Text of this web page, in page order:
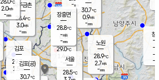
-mm
파주금촌
28.4℃
3.0m/s
-mm
창
-
-m/
-
28.0℃
2.0m/s
-mm
김포
29.7℃
1.5 m/s
mm
은평
29.0℃
1.4 m/s
- mm
노원
28.9℃
2.7m/s
-mm
30.7℃
0.9m/s
-mm
장흥면
28.8℃
-m/s
-mm
김포(공)
30.7℃
서울
28.5℃